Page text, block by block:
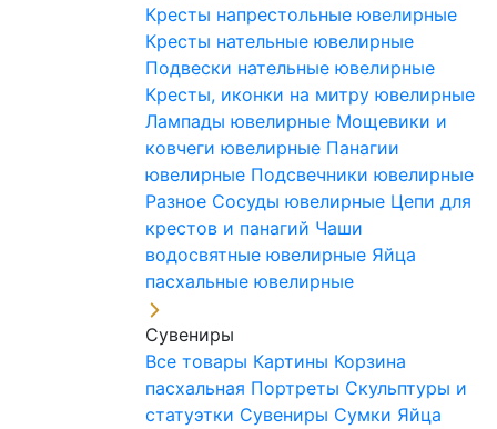
Кресты напрестольные ювелирные
Кресты нательные ювелирные
Подвески нательные ювелирные
Кресты, иконки на митру ювелирные
Лампады ювелирные Мощевики и
ковчеги ювелирные Панагии
ювелирные Подсвечники ювелирные
Разное Сосуды ювелирные Цепи для
крестов и панагий Чаши
водосвятные ювелирные Яйца
пасхальные ювелирные
Сувениры
Все товары Картины Корзина
пасхальная Портреты Скульптуры и
статуэтки Сувениры Сумки Яйца